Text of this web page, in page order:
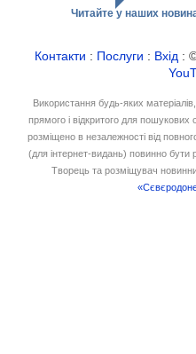
Читайте у наших
Контакти : Послуги : Вхід :
Використання будь-яких
прямого і відкритого для
розміщено в незалежності від
(для інтернет-видань) повинно бути
Творець та розміщувач